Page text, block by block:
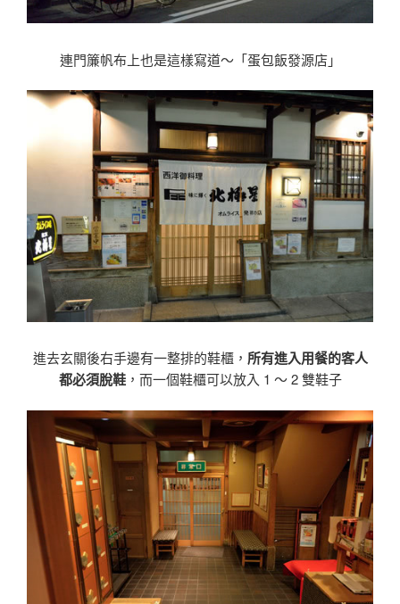
連門簾帆布上也是這樣寫道〜「蛋包飯發源店」
進去玄關後右手邊有一整排的鞋櫃， 所有進入用餐的客人
都必須脫鞋，而一個鞋櫃可以放入 1 〜 2 雙鞋子